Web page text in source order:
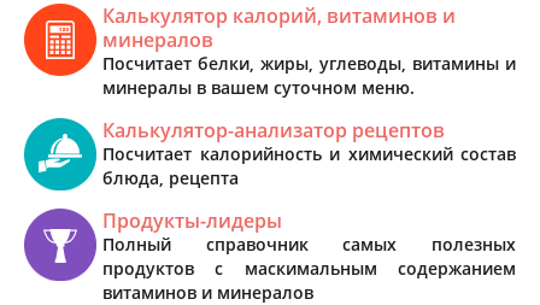
Калькулятор калорий, витаминов и
минералов
Посчитает белки, жиры, углеводы, витамины и
минералы в вашем суточном меню.
Калькулятор-анализатор рецептов
Посчитает калорийность и химический состав
блюда, рецепта
Продукты-лидеры
Полный справочник самых полезных
продуктов с маскимальным содержанием
витаминов и минералов